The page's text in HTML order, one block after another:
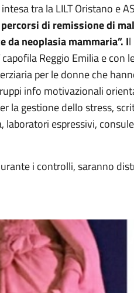
tra la LILT Oristano e
di remissione di
neoplasia mammaria”. Il
Reggio Emilia e con
per le donne che
info motivazionali
la gestione dello stress,
espressivi,
i controlli, saranno